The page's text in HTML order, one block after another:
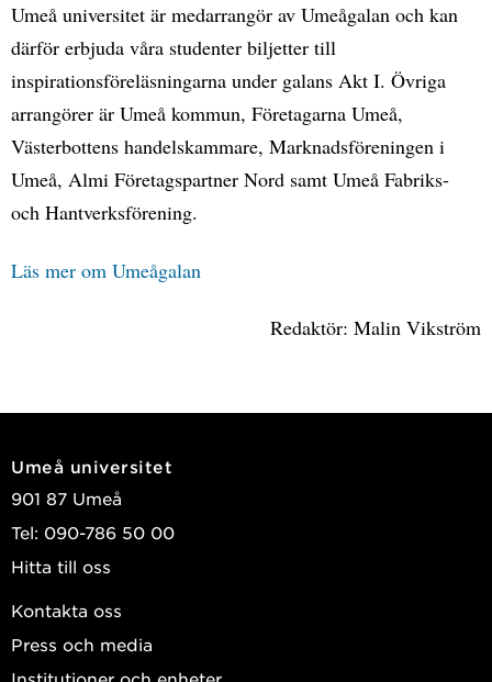
Umeå universitet är medarrangör av Umeågalan och kan
därför erbjuda våra studenter biljetter till
inspirationsföreläsningarna under galans Akt I. Övriga
arrangörer är Umeå kommun, Företagarna Umeå,
Västerbottens handelskammare, Marknadsföreningen i
Umeå, Almi Företagspartner Nord samt Umeå Fabriks-
och Hantverksförening.
Läs mer om Umeågalan
Redaktör: Malin Vikström
Umeå universitet
901 87 Umeå
Tel: 090-786 50 00
Hitta till oss
Kontakta oss
Press och media